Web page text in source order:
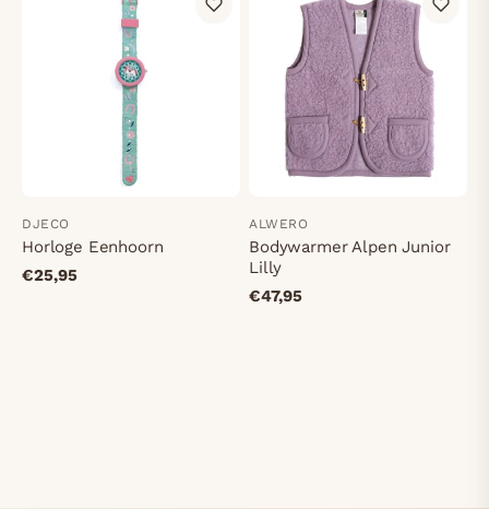
DJECO
Horloge Eenhoorn
€25,95
ALWERO
Bodywarmer Alpen Junior
Lilly
€47,95